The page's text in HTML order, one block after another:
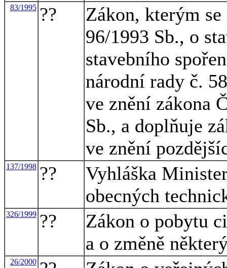
83/1995 ??
Zákon, kterým
96/1993 Sb., o
stavebního
národní rady č.
ve znění zákona
Sb., a doplňuje
ve znění
137/1998 ??
Vyhláška
obecných
326/1999 ??
Zákon o pobytu
a o změně
26/2000